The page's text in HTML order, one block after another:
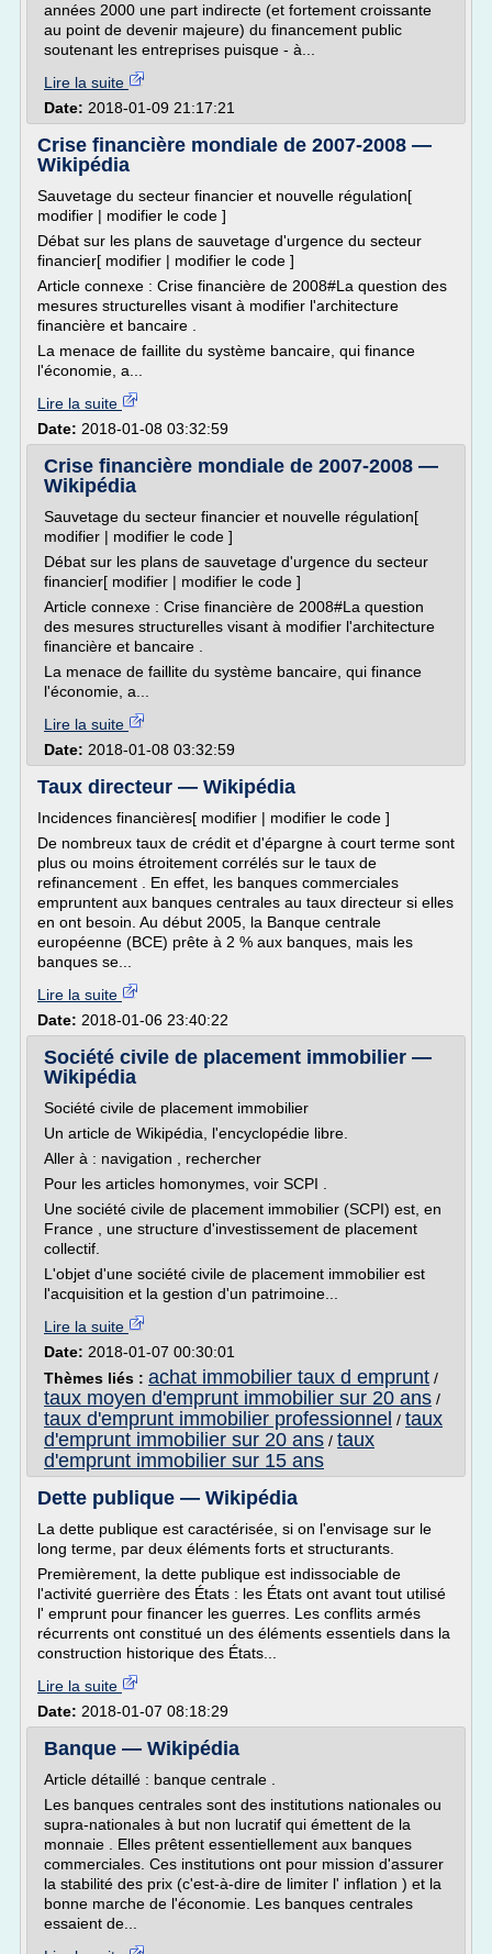
années 2000 une part indirecte (et fortement croissante
au point de devenir majeure) du financement public
soutenant les entreprises puisque - à...
Lire la suite
Date: 2018-01-09 21:17:21
Crise financière mondiale de 2007-2008 —
Wikipédia
Sauvetage du secteur financier et nouvelle régulation[
modifier | modifier le code ]
Débat sur les plans de sauvetage d'urgence du secteur
financier[ modifier | modifier le code ]
Article connexe : Crise financière de 2008#La question des
mesures structurelles visant à modifier l'architecture
financière et bancaire .
La menace de faillite du système bancaire, qui finance
l'économie, a...
Lire la suite
Date: 2018-01-08 03:32:59
Crise financière mondiale de 2007-2008 —
Wikipédia
Sauvetage du secteur financier et nouvelle régulation[
modifier | modifier le code ]
Débat sur les plans de sauvetage d'urgence du secteur
financier[ modifier | modifier le code ]
Article connexe : Crise financière de 2008#La question
des mesures structurelles visant à modifier l'architecture
financière et bancaire .
La menace de faillite du système bancaire, qui finance
l'économie, a...
Lire la suite
Date: 2018-01-08 03:32:59
Taux directeur — Wikipédia
Incidences financières[ modifier | modifier le code ]
De nombreux taux de crédit et d'épargne à court terme sont
plus ou moins étroitement corrélés sur le taux de
refinancement . En effet, les banques commerciales
empruntent aux banques centrales au taux directeur si elles
en ont besoin. Au début 2005, la Banque centrale
européenne (BCE) prête à 2 % aux banques, mais les
banques se...
Lire la suite
Date: 2018-01-06 23:40:22
Société civile de placement immobilier —
Wikipédia
Société civile de placement immobilier
Un article de Wikipédia, l'encyclopédie libre.
Aller à : navigation , rechercher
Pour les articles homonymes, voir SCPI .
Une société civile de placement immobilier (SCPI) est, en
France , une structure d'investissement de placement
collectif.
L'objet d'une société civile de placement immobilier est
l'acquisition et la gestion d'un patrimoine...
Lire la suite
Date: 2018-01-07 00:30:01
Thèmes liés : achat immobilier taux d emprunt /
taux moyen d'emprunt immobilier sur 20 ans /
taux d'emprunt immobilier professionnel / taux
d'emprunt immobilier sur 20 ans / taux
d'emprunt immobilier sur 15 ans
Dette publique — Wikipédia
La dette publique est caractérisée, si on l'envisage sur le
long terme, par deux éléments forts et structurants.
Premièrement, la dette publique est indissociable de
l'activité guerrière des États : les États ont avant tout utilisé
l' emprunt pour financer les guerres. Les conflits armés
récurrents ont constitué un des éléments essentiels dans la
construction historique des États...
Lire la suite
Date: 2018-01-07 08:18:29
Banque — Wikipédia
Article détaillé : banque centrale .
Les banques centrales sont des institutions nationales ou
supra-nationales à but non lucratif qui émettent de la
monnaie . Elles prêtent essentiellement aux banques
commerciales. Ces institutions ont pour mission d'assurer
la stabilité des prix (c'est-à-dire de limiter l' inflation ) et la
bonne marche de l'économie. Les banques centrales
essaient de...